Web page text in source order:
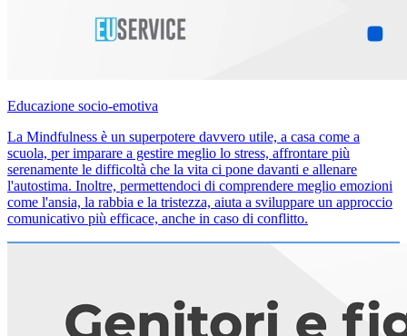
Educazione socio-emotiva
La Mindfulness è un superpotere davvero utile, a casa come a
scuola, per imparare a gestire meglio lo stress, affrontare più
serenamente le difficoltà che la vita ci pone davanti e allenare
l'autostima. Inoltre, permettendoci di comprendere meglio emozioni
come l'ansia, la rabbia e la tristezza, aiuta a sviluppare un approccio
comunicativo più efficace, anche in caso di conflitto.